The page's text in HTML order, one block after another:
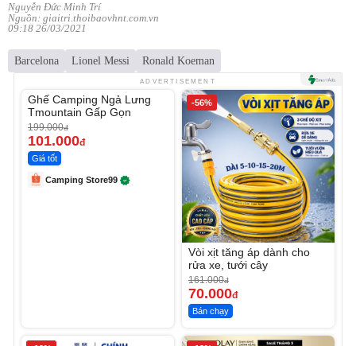
Nguyễn Đức Minh Trí
Nguồn: giaitri.thoibaovhnt.com.vn
09:18 26/03/2021
Barcelona Lionel Messi Ronald Koeman
ADVERTISEMENT
-49%
Ghế Camping Ngả Lưng
Tmountain Gấp Gọn
199.000đ
101.000đ
Giá tốt
Camping Store99
-56%
Vòi xịt tăng áp dành cho
rửa xe, tưới cây
161.000đ
70.000đ
Bán chạy